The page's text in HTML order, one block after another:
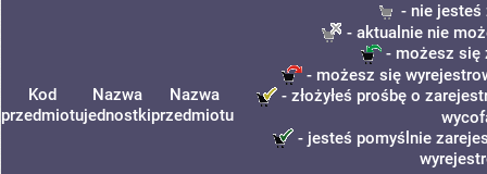
Kod
przedmiotu
Nazwa
jednostki
Nazwa
przedmiotu
- nie jesteś
- aktualnie nie
- możesz się
- możesz się
- złożyłeś prośbę o
- jesteś pomyślnie